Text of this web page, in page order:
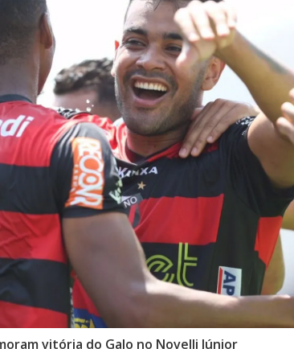
vitória do Galo no Novelli Júnior